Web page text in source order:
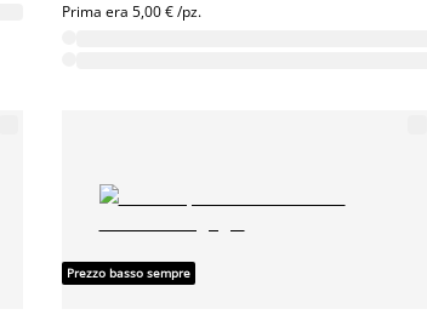
Prima era 5,00 € /pz.
Prezzo basso sempre